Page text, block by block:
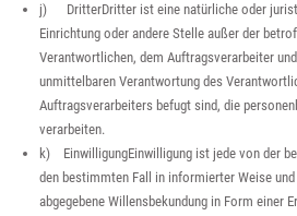
j) DritterDritter ist eine natürliche oder
Einrichtung oder andere Stelle außer der
Verantwortlichen, dem Auftragsverarbeiter
unmittelbaren Verantwortung des
Auftragsverarbeiters befugt sind, die
verarbeiten.
k) EinwilligungEinwilligung ist jede von der
den bestimmten Fall in informierter Weise
abgegebene Willensbekundung in Form einer